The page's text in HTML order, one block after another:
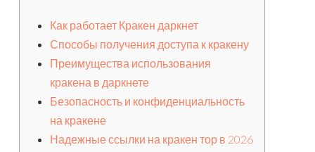
Как работает Кракен даркнет
Способы получения доступа к кракену
Преимущества использования
кракена в даркнете
Безопасность и конфиденциальность
на кракене
Надежные ссылки на кракен тор в 2026